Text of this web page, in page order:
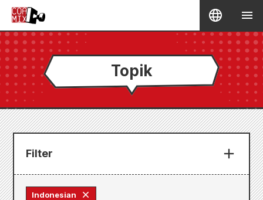
Topik
Filter
Indonesian